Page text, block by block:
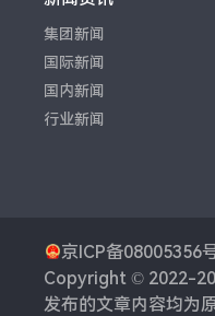
集团新闻
国际新闻
国内新闻
行业新闻
京ICP备08005356
Copyright © 2022-
发布的文章内容均为